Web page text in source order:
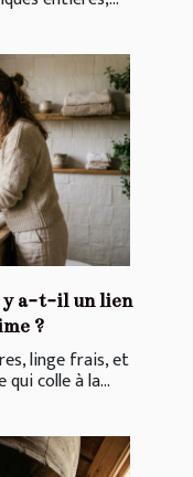
y a-t-il un lien
?
linge frais, et
colle à la...